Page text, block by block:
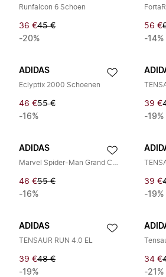
Runfalcon 6 Schoen
36 €45 €
-20%
56 €
-14%
ADIDAS
Eclyptix 2000 Schoenen
46 €55 €
-16%
39 €
-19%
ADIDAS
Marvel Spider-Man Grand Court
46 €55 €
-16%
39 €
-19%
ADIDAS
TENSAUR RUN 4.0 EL
39 €48 €
-19%
34 €
-21%